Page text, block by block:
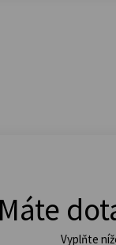
Máte
Vyplňte